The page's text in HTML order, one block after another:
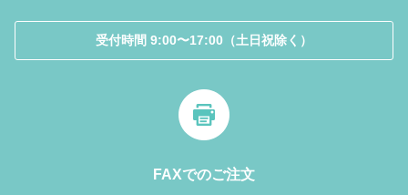
受付時間 9:00〜17:00（土日祝除く）
FAXでのご注文